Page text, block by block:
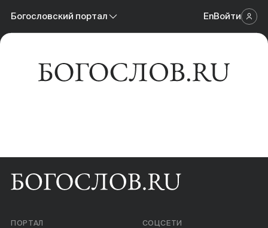
Богословский портал
Богословский портал
EnВойти
Новости
Научные инструменты
ПОРТАЛ СОЦСЕТИ